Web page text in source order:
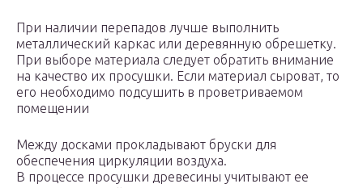
При наличии перепадов лучше выполнить
металлический каркас или деревянную обрешетку.
При выборе материала следует обратить внимание
на качество их просушки. Если материал сыроват, то
его необходимо подсушить в проветриваемом
помещении
Между досками прокладывают бруски для
обеспечения циркуляции воздуха.
В процессе просушки древесины учитывают ее